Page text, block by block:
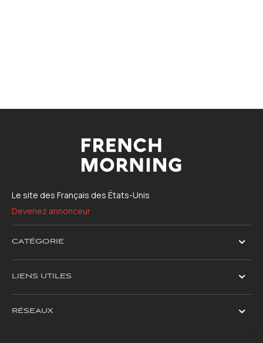
Le site des Français des États-Unis
Devenez annonceur
CATÉGORIE
LIENS UTILES
RÉSEAUX